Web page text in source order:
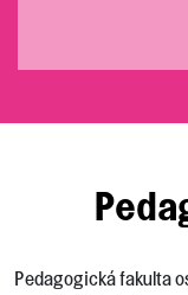
Pedagogická fakulta